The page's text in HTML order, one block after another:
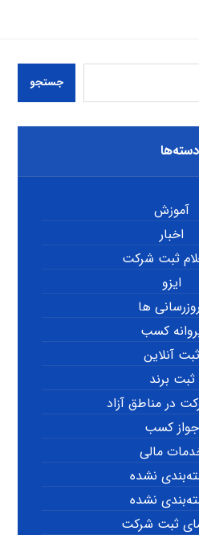
جستجو
دسته‌ها
آموزش
اخبار
ثبت شرکت
ایزو
ها
کسب
ثبت آنلاین
ثبت برند
در مناطق آزاد
جواز کسب
مالی
نشده
نشده
ثبت شرکت